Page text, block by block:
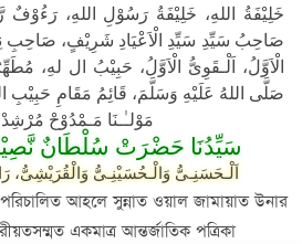
خَلِيْفَةُ اللهِ، خَلِيْفَةُ رَسُوْلِ اللهِ، رَءُوْفٌ
صَاحِبُ سَيِّدِ سَيِّدِ الْاَعْيَادِ شَرِيْفٍ، صَاحِبِ
الْاَوَّلُ، اَلْـقَوِىُّ الْاَوَّلُ، حَبِيْبُ ال لهِ،
صَلَّى اللهُ عَلَيْهِ وَسَلَّمَ، قَائِمُ مَقَامِ حَبِيْبِ
مَوْلـٰـنَا مَـمْدُوْحْ مُرْشِدْ
سَيِّدُنَا حَضْرَتْ سُلْطَانٌ
اَلْـحَسَنِـىُّ وَالْـحُسَيْنِـىُّ وَالْقُرَيْشِىُّ،
আহলে সুন্নাত ওয়াল জামায়াত উনার
একমাত্র আন্তর্জাতিক পত্রিকা